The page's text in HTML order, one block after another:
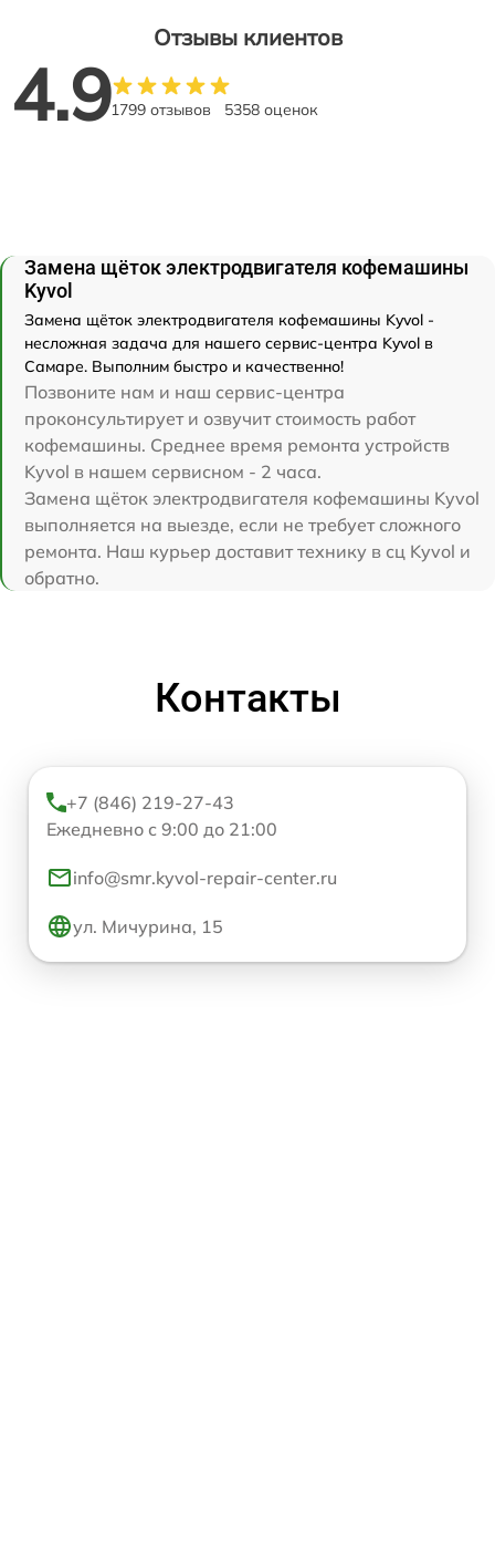
Отзывы клиентов
4.91799 отзывов 5358 оценок
Замена щёток электродвигателя кофемашины
Kyvol
Замена щёток электродвигателя кофемашины Kyvol -
несложная задача для нашего сервис-центра Kyvol в
Самаре. Выполним быстро и качественно!
Позвоните нам и наш сервис-центра
проконсультирует и озвучит стоимость работ
кофемашины. Среднее время ремонта устройств
Kyvol в нашем сервисном - 2 часа.
Замена щёток электродвигателя кофемашины Kyvol
выполняется на выезде, если не требует сложного
ремонта. Наш курьер доставит технику в сц Kyvol и
обратно.
Контакты
+7 (846) 219-27-43
Ежедневно с 9:00 до 21:00
info@smr.kyvol-repair-center.ru
ул. Мичурина, 15